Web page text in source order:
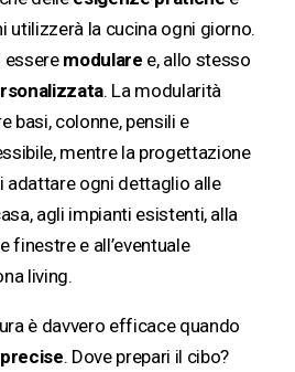
utilizzerà la cucina ogni giorno.
essere modulare e, allo stesso
. La modularità
basi, colonne, pensili e
mentre la progettazione
adattare ogni dettaglio alle
agli impianti esistenti, alla
finestre e all’eventuale
living.
è davvero efficace quando
. Dove prepari il cibo?